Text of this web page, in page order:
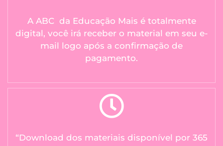
A ABC da Educação Mais é totalmente
digital, você irá receber o material em seu e-
mail logo após a confirmação de
pagamento.
“Download dos materiais disponível por 365